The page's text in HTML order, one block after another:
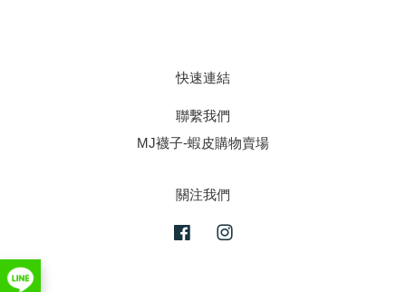
快速連結
聯繫我們
MJ襪子-蝦皮購物賣場
關注我們
Facebook